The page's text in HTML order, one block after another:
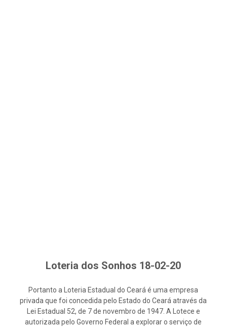
Loteria dos Sonhos 18-02-20
Portanto a Loteria Estadual do Ceará é uma empresa
privada que foi concedida pelo Estado do Ceará através da
Lei Estadual 52, de 7 de novembro de 1947. A Lotece e
autorizada pelo Governo Federal a explorar o serviço de